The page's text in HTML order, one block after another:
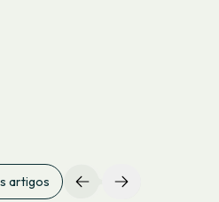
artigos